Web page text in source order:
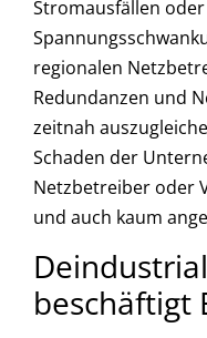
Stromausfällen
regionalen
Redundanzen und
zeitnah
Schaden der
Netzbetreiber oder
und auch kaum
beschäftigt